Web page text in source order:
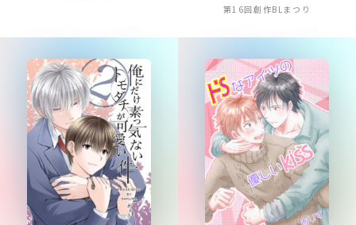
第16回創作BLまつり